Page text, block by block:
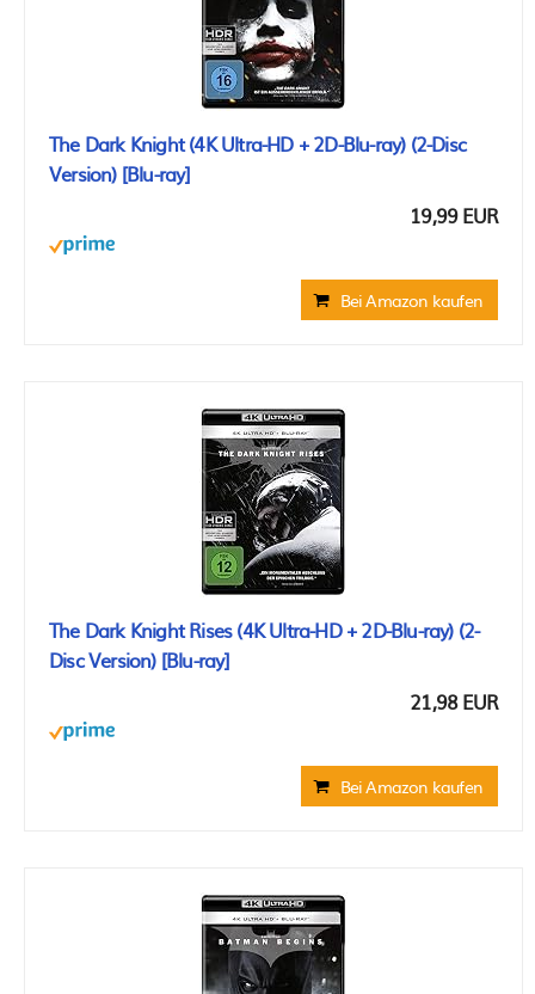
The Dark Knight (4K Ultra-HD + 2D-Blu-ray) (2-Disc
Version) [Blu-ray]
19,99 EUR
Bei Amazon kaufen
The Dark Knight Rises (4K Ultra-HD + 2D-Blu-ray) (2-
Disc Version) [Blu-ray]
21,98 EUR
Bei Amazon kaufen